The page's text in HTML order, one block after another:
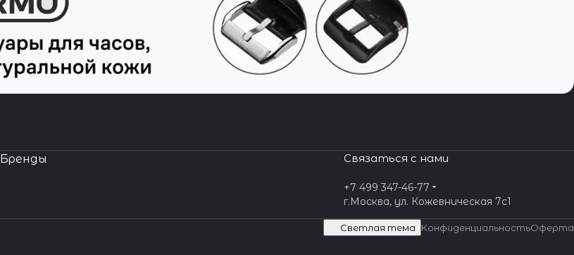
Бренды Связаться с нами
+7 499 347-46-77
г.Москва, ул. Кожевническая 7c1
Светлая тема КонфиденциальностьОферта